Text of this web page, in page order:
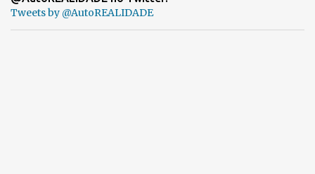
Tweets by @AutoREALIDADE